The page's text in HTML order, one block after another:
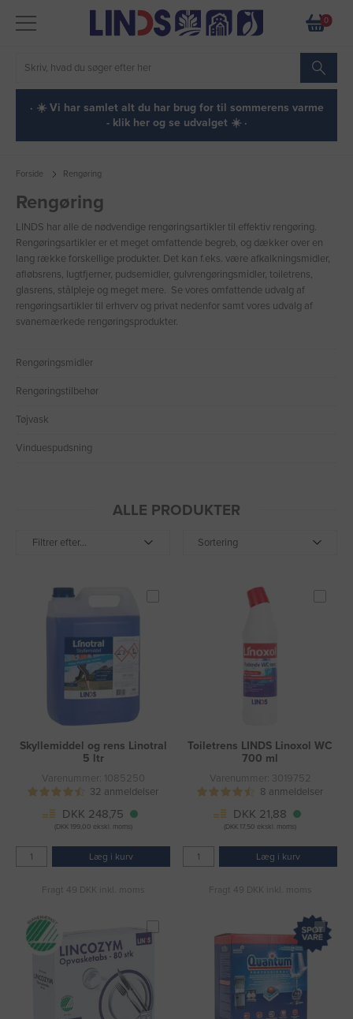
0
· ☀️ Vi har samlet alt du har brug for til sommerens varme
- klik her og se udvalget ☀️ ·
Forside Rengøring
Rengøring
LINDS har alle de nødvendige rengøringsartikler til effektiv rengøring.
Rengøringsartikler er et meget omfattende begreb, og dækker over en
lang række forskellige produkter. Det kan f.eks. være afkalkningsmidler,
afløbsrens, lugtfjerner, pudsemidler, gulvrengøringsmidler, toiletrens,
glasrens, stålpleje og meget mere. Se vores omfattende udvalg af
rengøringsartikler til erhverv og privat nedenfor samt vores udvalg af
svanemærkede rengøringsprodukter.
Rengøringsmidler
Rengøringstilbehør
Tøjvask
Vinduespudsning
ALLE PRODUKTER
Filtrer efter... Sortering
Skyllemiddel og rens Linotral
5 ltr
Varenummer: 1085250
32 anmeldelser
DKK 248,75
(DKK 199,00 ekskl. moms)
Læg i kurv
Fragt 49 DKK inkl. moms
Toiletrens LINDS Linoxol WC
700 ml
Varenummer: 3019752
8 anmeldelser
DKK 21,88
(DKK 17,50 ekskl. moms)
Læg i kurv
Fragt 49 DKK inkl. moms